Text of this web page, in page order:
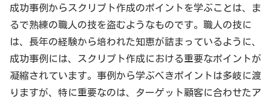
成功事例からスクリプト作成のポイントを学ぶことは、ま
るで熟練の職人の技を盗むようなものです。職人の技に
は、長年の経験から培われた知恵が詰まっているように、
成功事例には、スクリプト作成における重要なポイントが
凝縮されています。事例から学ぶべきポイントは多岐に渡
りますが、特に重要なのは、ターゲット顧客に合わせたア